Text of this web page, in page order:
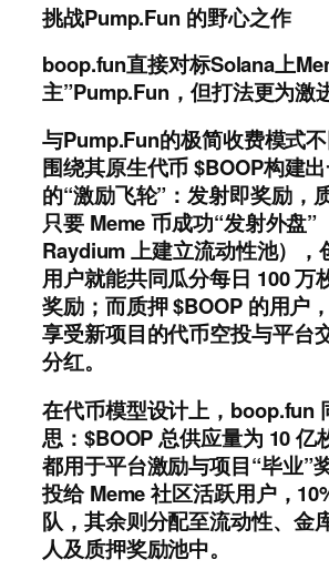
挑战Pump.Fun 的野心之作
boop.fun直接对标Solana上
主”Pump.Fun，但打法更为激
与Pump.Fun的极简收费模式
围绕其原生代币 $BOOP构建
的“激励飞轮”：发射即奖励，
只要 Meme 币成功“发射外盘”
Raydium 上建立流动性池），
用户就能共同瓜分每日 100 万
奖励；而质押 $BOOP 的用户
享受新项目的代币空投与平台
分红。
在代币模型设计上，boop.fun
思：$BOOP 总供应量为 10 亿
都用于平台激励与项目“毕业”
投给 Meme 社区活跃用户，
队，其余则分配至流动性、金
人及质押奖励池中。